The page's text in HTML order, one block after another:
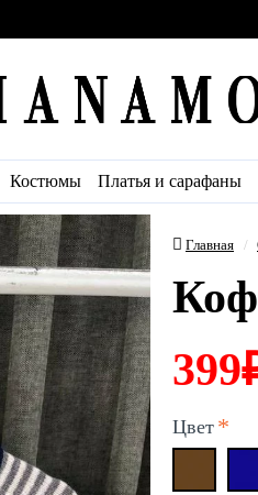
Костюмы Платья и сарафаны
Главная
Цвет